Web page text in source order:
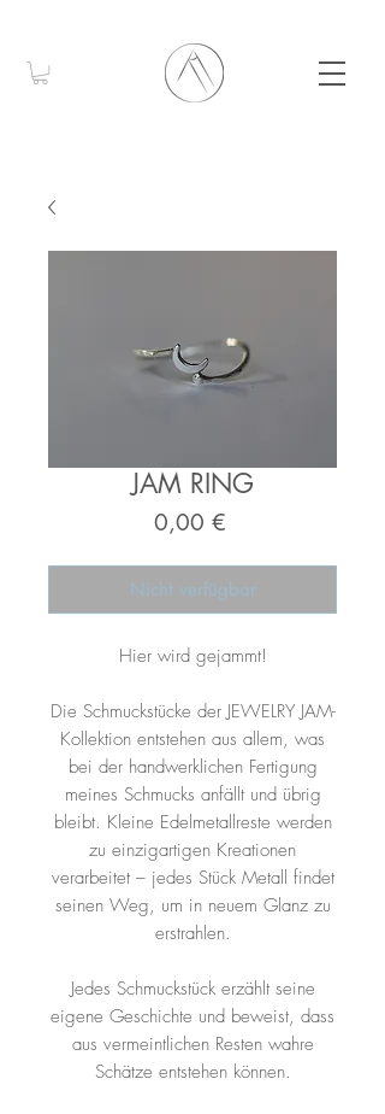
JAM RING
0,00 €Preis
Nicht verfügbar
Hier wird gejammt!
Die Schmuckstücke der JEWELRY JAM-
Kollektion entstehen aus allem, was
bei der handwerklichen Fertigung
meines Schmucks anfällt und übrig
bleibt. Kleine Edelmetallreste werden
zu einzigartigen Kreationen
verarbeitet – jedes Stück Metall findet
seinen Weg, um in neuem Glanz zu
erstrahlen.
Jedes Schmuckstück erzählt seine
eigene Geschichte und beweist, dass
aus vermeintlichen Resten wahre
Schätze entstehen können.